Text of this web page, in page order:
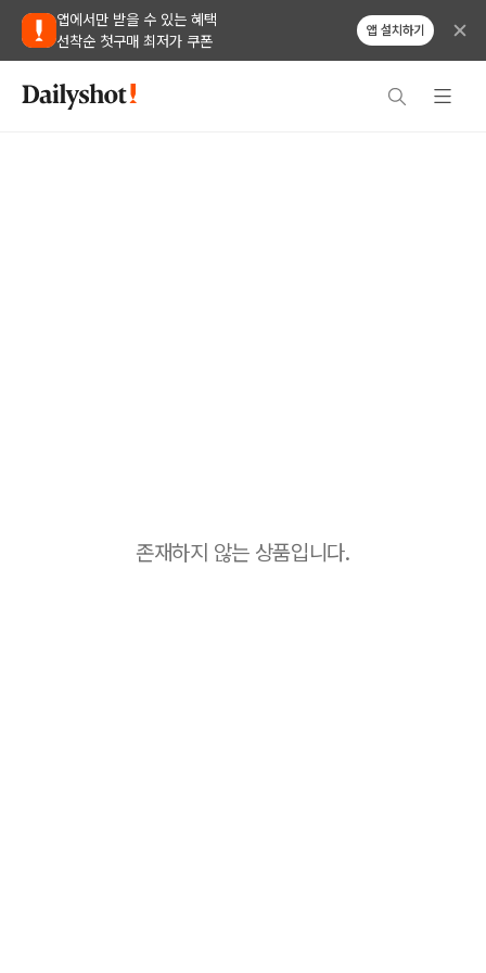
앱에서만 받을 수 있는 혜택
선착순 첫구매 최저가 쿠폰
앱 설치하기
존재하지 않는 상품입니다.